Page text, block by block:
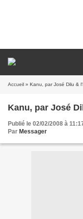
Accueil » Kanu, par José Dilu &
Kanu, par José
Publié le 02/02/2008 à
Par Messager